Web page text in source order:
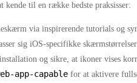
til en række bedste praksisser:
via inspirerende tutorials og
sig iOS-specifikke
og sikre, at ikoner vises
app-capable for at aktivere